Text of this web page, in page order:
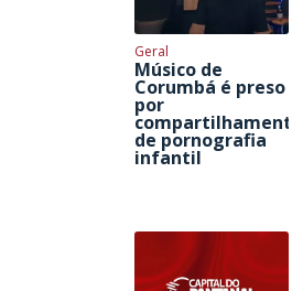
Geral
Músico de
Corumbá é preso
por
compartilhamento
de pornografia
infantil